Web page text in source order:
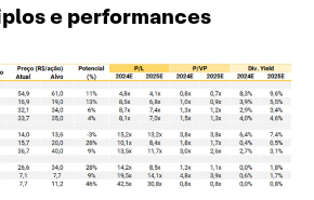
e performances